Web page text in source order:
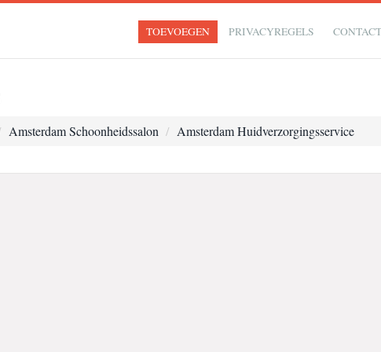
TOEVOEGEN PRIVACYREGELS
Amsterdam Schoonheidssalon Amsterdam Huidverzorgingsservice